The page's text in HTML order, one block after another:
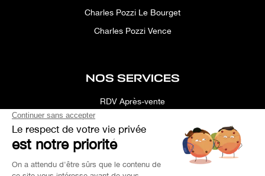
Charles Pozzi Le Bourget
Charles Pozzi Vence
NOS SERVICES
RDV Après-vente
Simulateur